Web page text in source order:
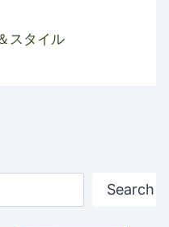
スタイル
Search